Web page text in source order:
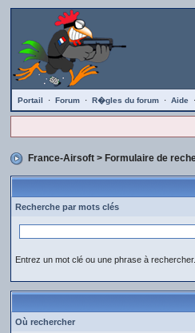
Portail · Forum · R�gles du forum · Aide ·
France-Airsoft > Formulaire de
Recherche par mots clés
Entrez un mot clé ou une phrase à rechercher.
Où rechercher